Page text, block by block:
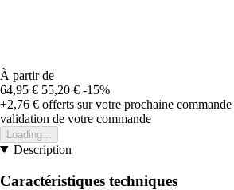
À partir de
64,95 € 55,20 € -15%
+2,76 € offerts sur votre prochaine commande
validation de votre commande
Loading...
Description
Caractéristiques techniques